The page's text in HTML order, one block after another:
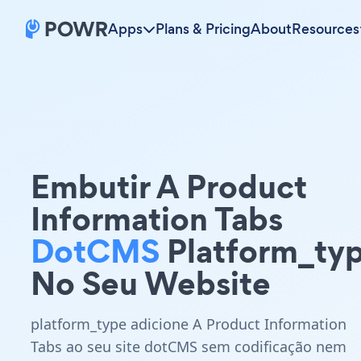
Apps Plans & PricingAboutResources
Embutir A Product
Information Tabs
DotCMS
No Seu Website
platform_type adicione A Product Information
Tabs ao seu site dotCMS sem codificação nem